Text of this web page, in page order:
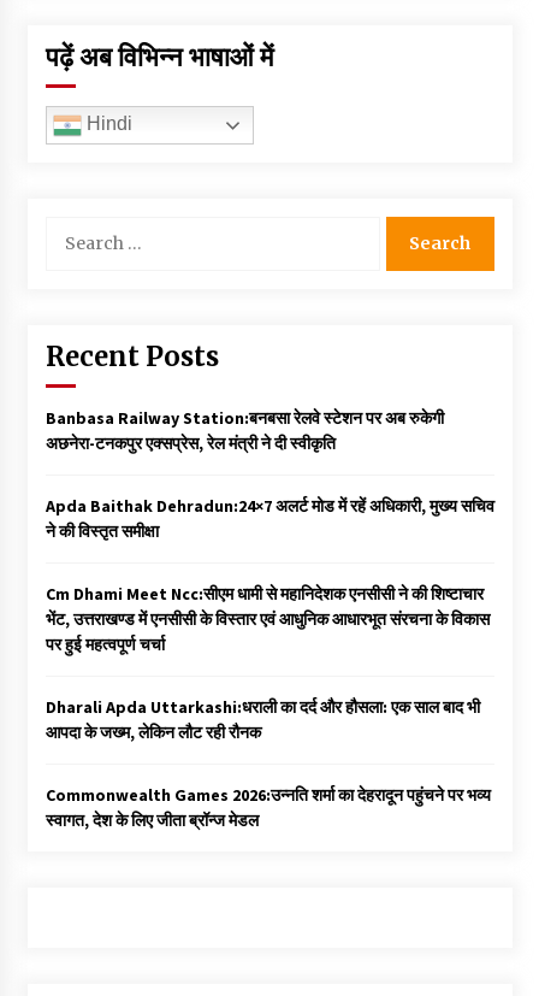
पढ़ें अब विभिन्न भाषाओं में
Hindi
for:
Recent Posts
Banbasa Railway Station:बनबसा रेलवे स्टेशन पर अब रुकेगी
अछनेरा-टनकपुर एक्सप्रेस, रेल मंत्री ने दी स्वीकृति
Apda Baithak Dehradun:24×7 अलर्ट मोड में रहें अधिकारी, मुख्य सचिव
ने की विस्तृत समीक्षा
Cm Dhami Meet Ncc:सीएम धामी से महानिदेशक एनसीसी ने की शिष्टाचार
भेंट, उत्तराखण्ड में एनसीसी के विस्तार एवं आधुनिक आधारभूत संरचना के विकास
पर हुई महत्वपूर्ण चर्चा
Dharali Apda Uttarkashi:धराली का दर्द और हौसला: एक साल बाद भी
आपदा के जख्म, लेकिन लौट रही रौनक
Commonwealth Games 2026:उन्नति शर्मा का देहरादून पहुंचने पर भव्य
स्वागत, देश के लिए जीता ब्रॉन्ज मेडल